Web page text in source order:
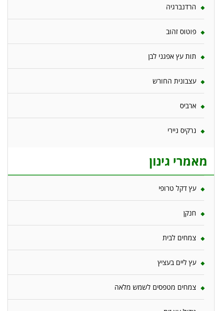
הרדנברגיה
פוטוס זהוב
תות עץ אפגני לבן
עצבונית החורש
ארביס
נרקיס ניירי
מאמרי גינון
עץ דקל טרופי
חנקן
צמחים לבית
עץ ליים בעציץ
צמחים מטפסים לשמש מלאה